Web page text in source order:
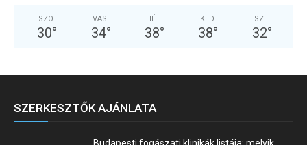
SZO
30°
VAS
34°
HÉT
38°
KED
38°
SZE
32°
SZERKESZTŐK AJÁNLATA